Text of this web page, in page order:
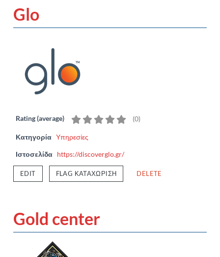
Glo
Rating (average) (0)
Κατηγορία Υπηρεσίες
Ιστοσελίδα https://discoverglo.gr/
EDIT FLAG ΚΑΤΑΧΏΡΙΣΗ DELETE
Gold center